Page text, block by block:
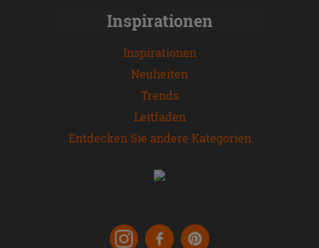
Inspirationen
Inspirationen
Neuheiten
Trends
Leitfaden
Entdecken Sie andere Kategorien